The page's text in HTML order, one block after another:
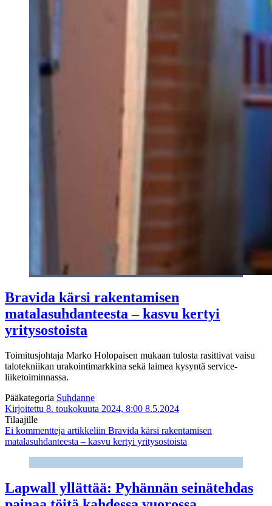
Bravida kärsi rakentamisen
matalasuhdanteesta – kasvu kertyi
yritysostoista
Toimitusjohtaja Marko Holopaisen mukaan tulosta rasittivat vaisu
talotekniikan urakointimarkkina sekä laimea kysyntä service-
liiketoiminnassa.
Pääkategoria Suhdanne
Kirjoitettu 8. toukokuuta 2024, 8:00 8.5.2024
Tilaajille
Ei kommentteja artikkeliin Bravida kärsi rakentamisen
matalasuhdanteesta – kasvu kertyi yritysostoista
Lapwall yllättää: Pyhännän seinätehdas